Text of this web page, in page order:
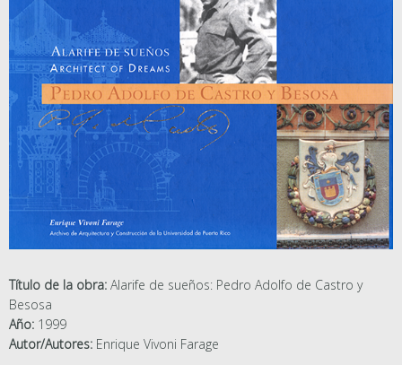
Título de la obra: Alarife de sueños: Pedro Adolfo de Castro y
Besosa
Año: 1999
Autor/Autores: Enrique Vivoni Farage